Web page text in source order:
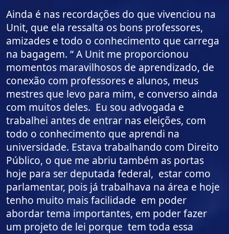
Ainda é nas recordações do que vivenciou na
Unit, que ela ressalta os bons professores,
amizades e todo o conhecimento que carrega
na bagagem. “ A Unit me proporcionou
momentos maravilhosos de aprendizado, de
conexão com professores e alunos, meus
mestres que levo para mim, e converso ainda
com muitos deles. Eu sou advogada e
trabalhei antes de entrar nas eleições, com
todo o conhecimento que aprendi na
universidade. Estava trabalhando com Direito
Público, o que me abriu também as portas
hoje para ser deputada federal, estar como
parlamentar, pois já trabalhava na área e hoje
tenho muito mais facilidade em poder
abordar tema importantes, em poder fazer
um projeto de lei porque tem toda essa